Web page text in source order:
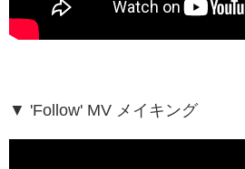
▼ 'Follow' MV メイキング